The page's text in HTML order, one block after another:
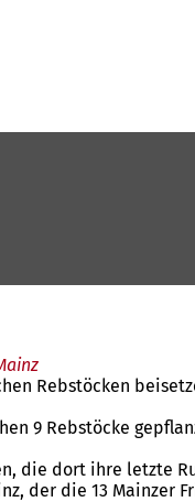
Rebstöcken
9 Rebstöcke
die dort ihre letzte
der die 13 Mainzer